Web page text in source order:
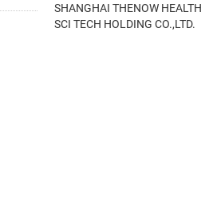
SHANGHAI THENOW HEALTH
SCI TECH HOLDING CO.,LTD.